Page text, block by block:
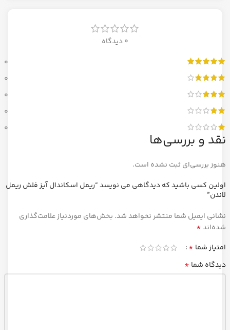
0 دیدگاه
0
0
0
0
0
نقد و بررسی‌ها
هنوز بررسی‌ای ثبت نشده است.
اولین کسی باشید که دیدگاهی می نویسد “ریمل اسکاندال آیز فلش ریمل
لاندن”
نشانی ایمیل شما منتشر نخواهد شد. بخش‌های موردنیاز علامت‌گذاری
شده‌اند*
امتیاز شما *
دیدگاه شما *